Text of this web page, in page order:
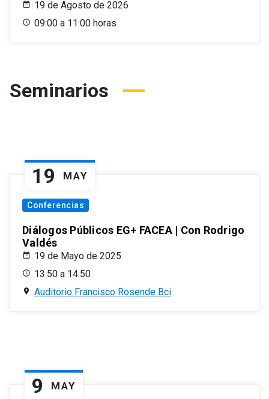
19 de Agosto de 2026
09:00 a 11:00 horas
Seminarios
19 MAY
Conferencias
Diálogos Públicos EG+ FACEA | Con Rodrigo
Valdés
19 de Mayo de 2025
13:50 a 14:50
Auditorio Francisco Rosende Bci
9 MAY